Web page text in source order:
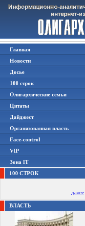
Главная
Новости
Досье
100 строк
Олигархические семьи
Цитаты
Дайджест
Организованная власть
Face-control
VIP
Зона IT
100 СТРОК
далее
ВЛАСТЬ